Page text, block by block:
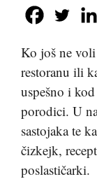
Ko još ne voli
restoranu ili
uspešno i
porodici. U
sastojaka te
čizkejk,
poslastičarki.